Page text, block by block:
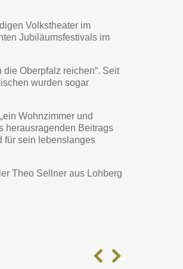
Volkstheater im
Jubiläumsfestivals im
Oberpfalz reichen“. Seit
wurden sogar
Wohnzimmer und
herausragenden Beitrags
für sein lebenslanges
Theo Sellner aus Lohberg